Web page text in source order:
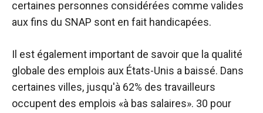
certaines personnes considérées comme valides
aux fins du SNAP sont en fait handicapées.
Il est également important de savoir que la qualité
globale des emplois aux États-Unis a baissé. Dans
certaines villes, jusqu'à 62% des travailleurs
occupent des emplois «à bas salaires». 30 pour